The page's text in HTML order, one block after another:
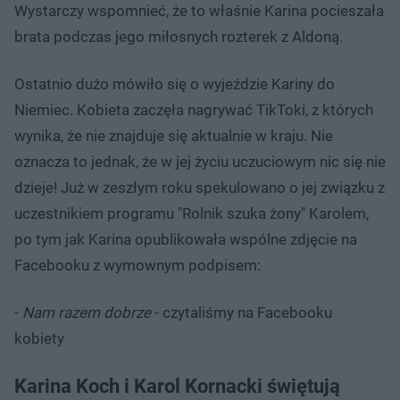
Wystarczy wspomnieć, że to właśnie Karina pocieszała
brata podczas jego miłosnych rozterek z Aldoną.
Ostatnio dużo mówiło się o wyjeździe Kariny do
Niemiec. Kobieta zaczęła nagrywać TikToki, z których
wynika, że nie znajduje się aktualnie w kraju. Nie
oznacza to jednak, że w jej życiu uczuciowym nic się nie
dzieje! Już w zeszłym roku spekulowano o jej związku z
uczestnikiem programu "Rolnik szuka żony" Karolem,
po tym jak Karina opublikowała wspólne zdjęcie na
Facebooku z wymownym podpisem:
- Nam razem dobrze- czytaliśmy na Facebooku
kobiety
Karina Koch i Karol Kornacki świętują